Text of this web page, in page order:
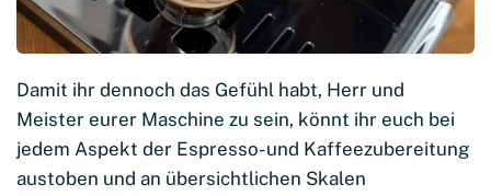
Damit ihr dennoch das Gefühl habt, Herr und
Meister eurer Maschine zu sein, könnt ihr euch bei
jedem Aspekt der Espresso- und Kaffeezubereitung
austoben und an übersichtlichen Skalen